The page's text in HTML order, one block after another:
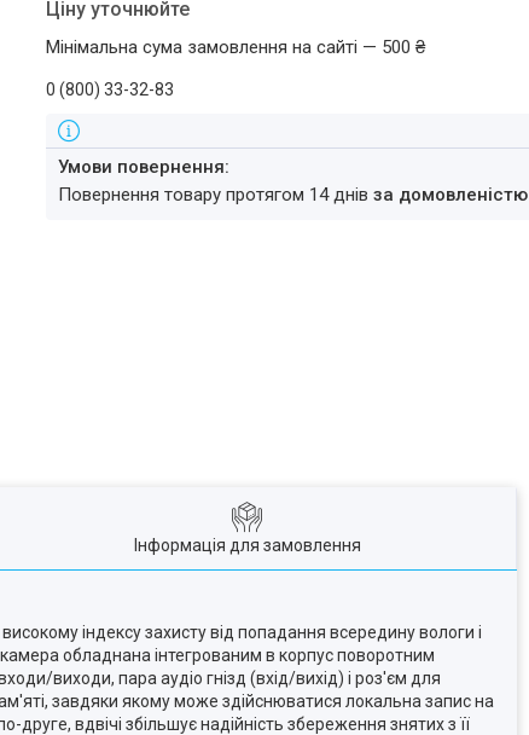
Ціну уточнюйте
Мінімальна сума замовлення на сайті — 500 ₴
0 (800) 33-32-83
повернення товару протягом 14 днівза домовленістю
Інформація для замовлення
індексу захисту від попадання всередину вологи і
обладнана інтегрованим в корпус поворотним
виходи, пара аудіо гнізд (вхід/вихід) і роз'єм для
завдяки якому може здійснюватися локальна запис на
вдвічі збільшує надійність збереження знятих з її